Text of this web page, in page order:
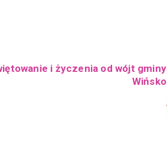
i życzenia od wójt gminy
Wińsko